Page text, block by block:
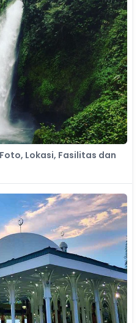
Lokasi, Fasilitas dan